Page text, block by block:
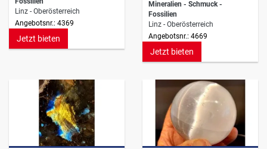
Linz - Oberösterreich
Angebotsnr.: 4369
Jetzt bieten
Mineralien - Schmuck -
Fossilien
Linz - Oberösterreich
Angebotsnr.: 4669
Jetzt bieten